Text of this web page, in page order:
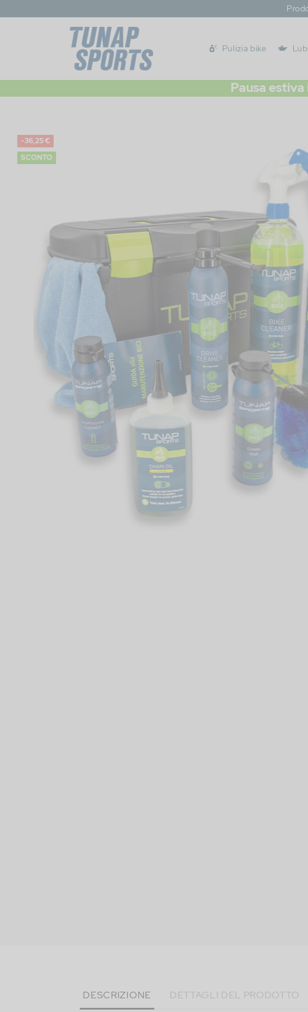
Pulizia bike
Pausa estiva
-36,25 €
SCONTO
DESCRIZIONE DETTAGLI DEL PRODOTTO